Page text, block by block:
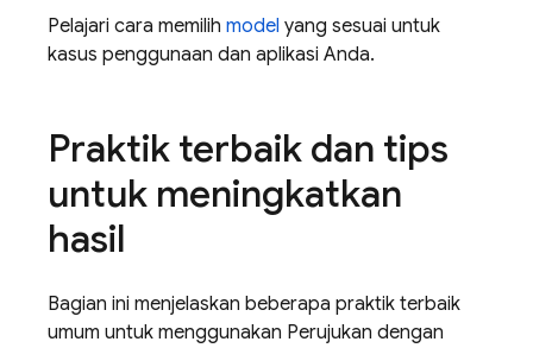
Pelajari cara memilih model yang sesuai untuk
kasus penggunaan dan aplikasi Anda.
Praktik terbaik dan tips
untuk meningkatkan
hasil
Bagian ini menjelaskan beberapa praktik terbaik
umum untuk menggunakan Perujukan dengan